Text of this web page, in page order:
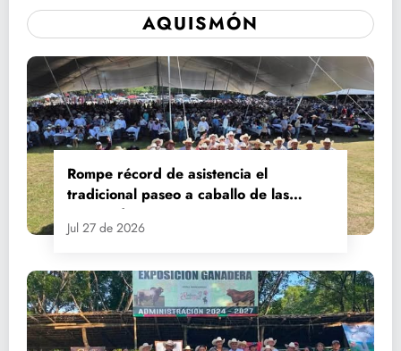
AQUISMÓN
Rompe récord de asistencia el
tradicional paseo a caballo de las
Fiestas de Santiago y Santa Ana
Jul 27 de 2026